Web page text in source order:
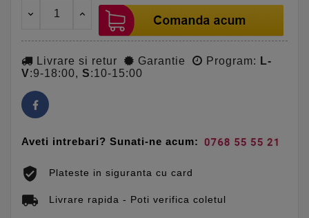
Livrare si retur Garantie Program: L-
V:9-18:00, S:10-15:00
Aveti intrebari? Sunati-ne acum:
Plateste in siguranta cu card
Livrare rapida - Poti verifica coletul